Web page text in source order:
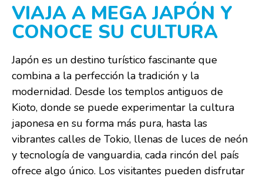
VIAJA A MEGA JAPÓN Y
CONOCE SU CULTURA
Japón es un destino turístico fascinante que
combina a la perfección la tradición y la
modernidad. Desde los templos antiguos de
Kioto, donde se puede experimentar la cultura
japonesa en su forma más pura, hasta las
vibrantes calles de Tokio, llenas de luces de neón
y tecnología de vanguardia, cada rincón del país
ofrece algo único. Los visitantes pueden disfrutar